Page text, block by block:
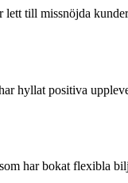
till missnöjda
hyllat positiva
har bokat flexibla